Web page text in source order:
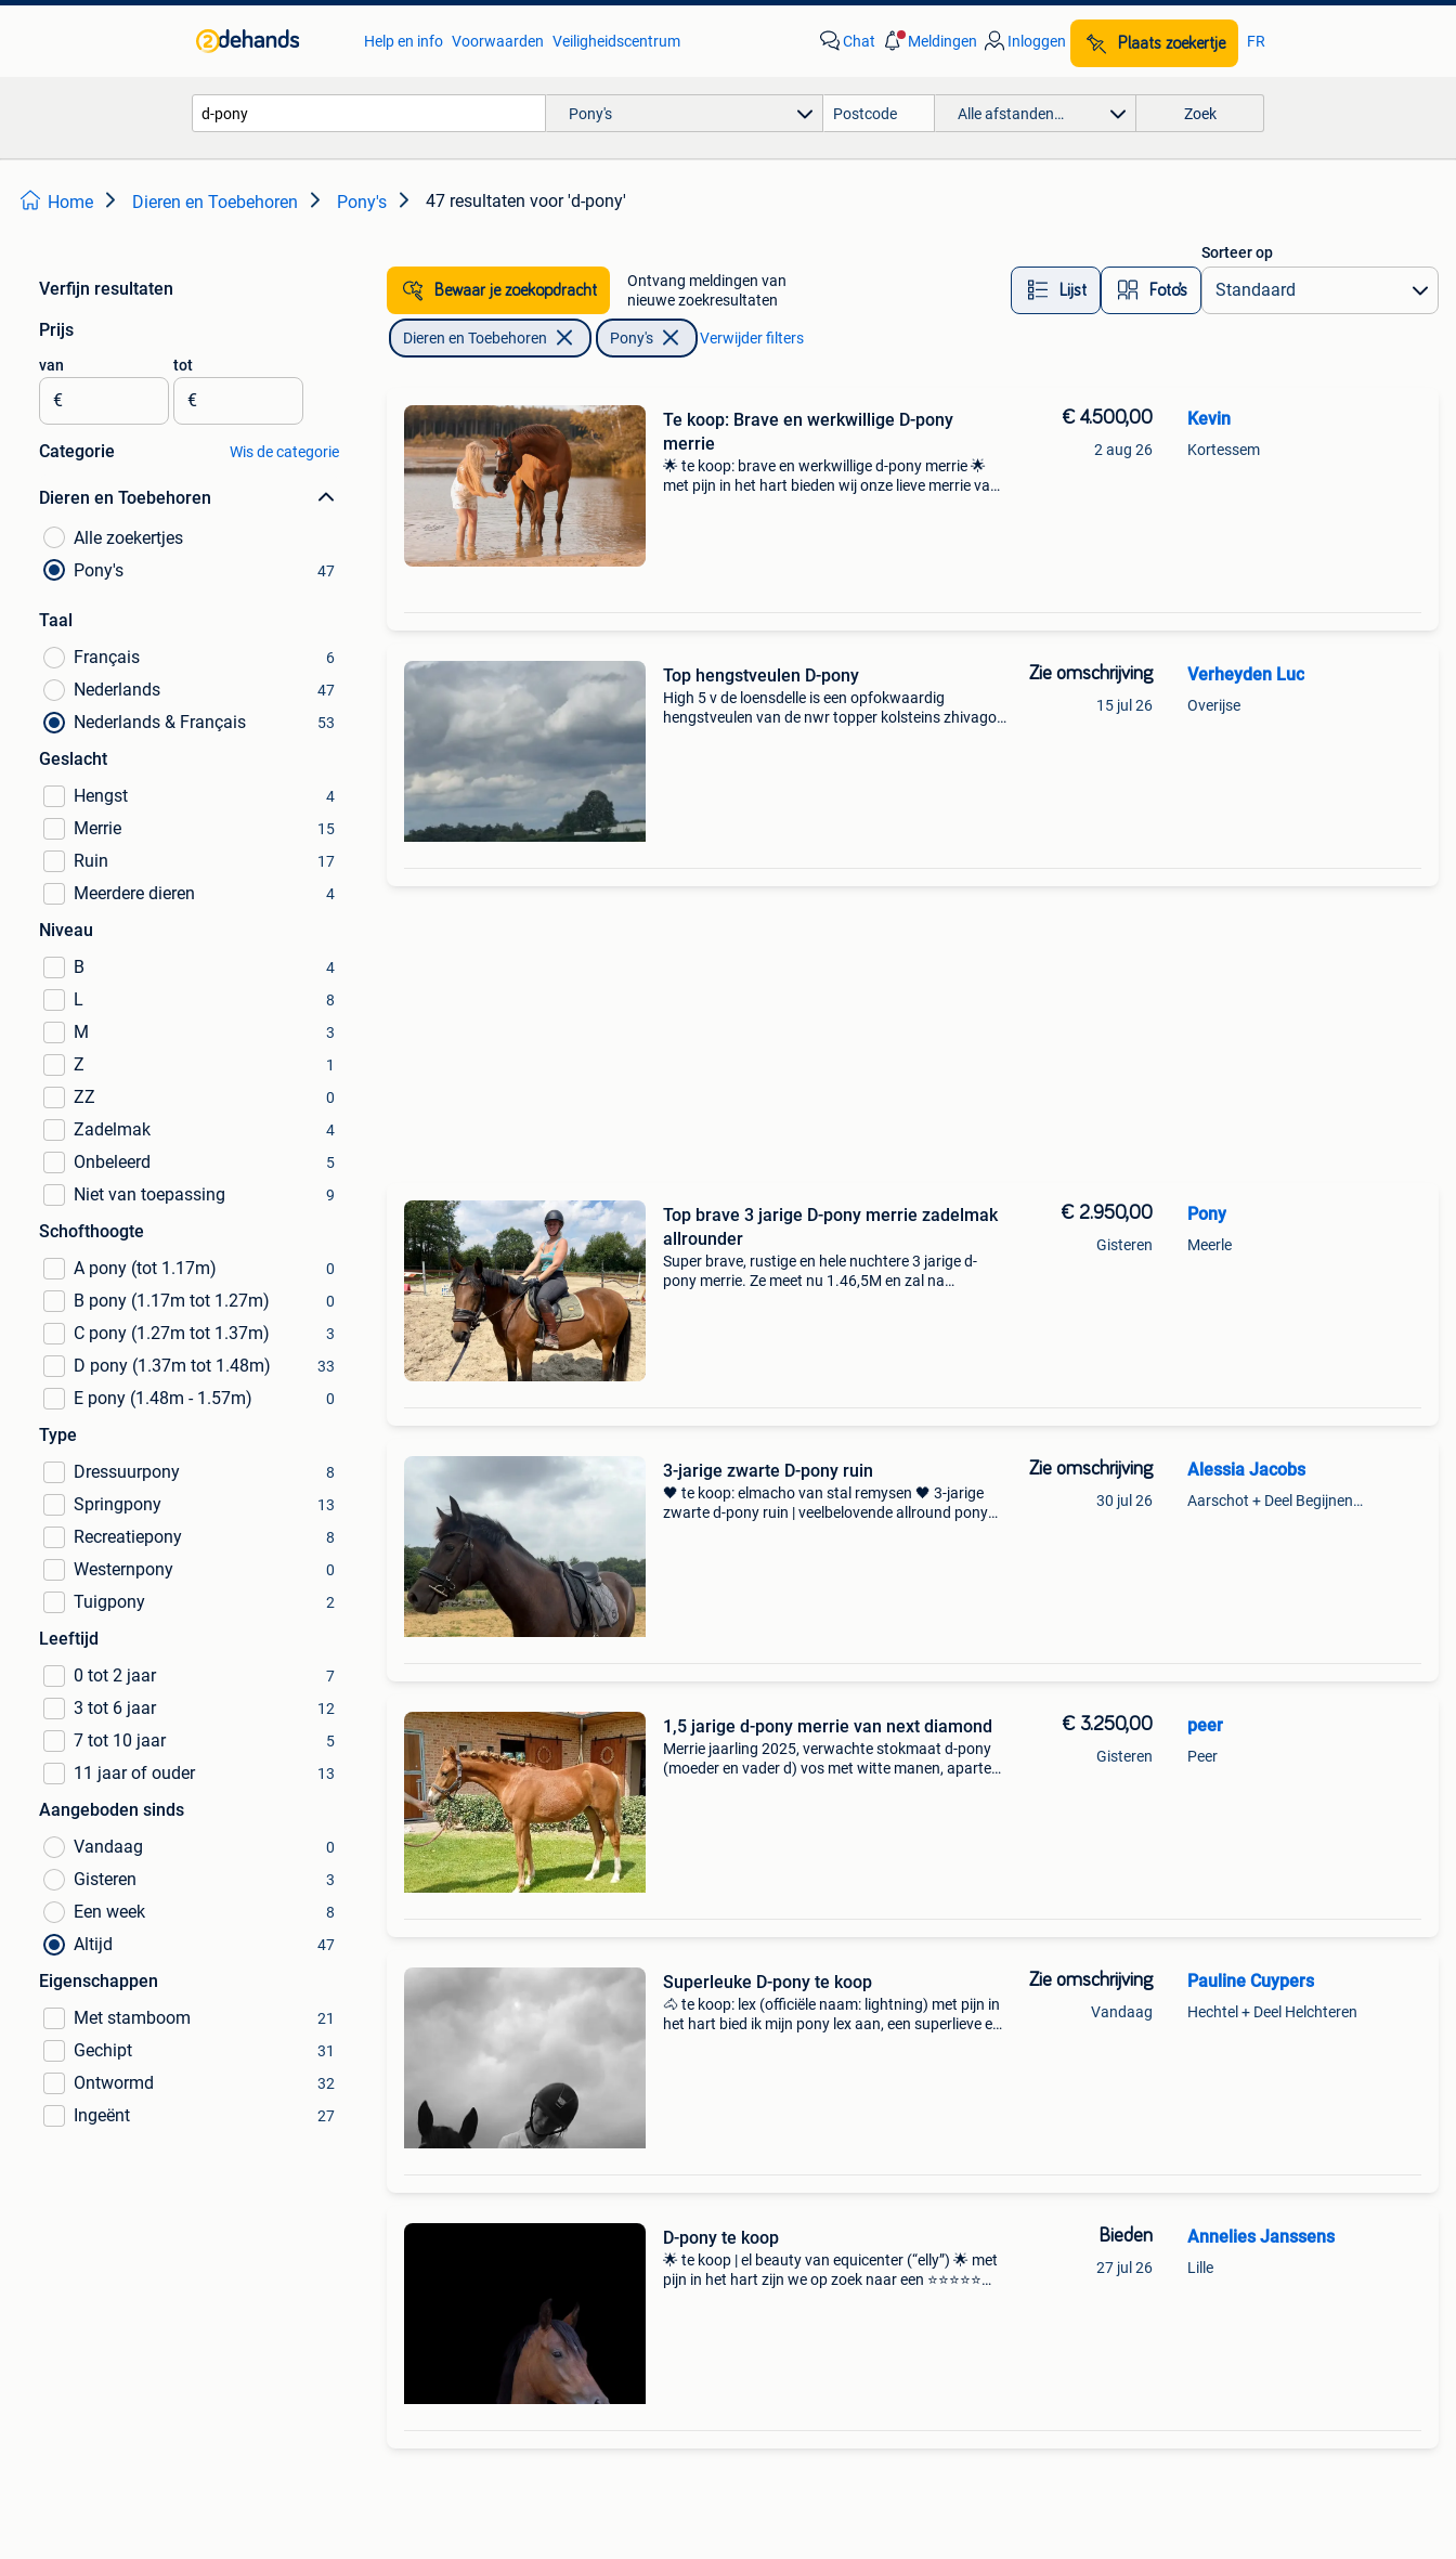
Help en info Voorwaarden Veiligheidscentrum Chat Meldingen Inloggen Plaats zoekertje FR
Pony's Alle afstanden… Zoek
Home Dieren en Toebehoren Pony's 47 resultaten voor 'd-pony'
Verfijn resultaten
Prijs
van
€
tot
€
Categorie Wis de categorie
Dieren en Toebehoren
Alle zoekertjes
Pony's
47
Taal
Français
6
Nederlands 47
Nederlands & Français 53
Geslacht
Hengst
4
Merrie 15
Ruin 17
Meerdere dieren 4
Niveau
B
4
L 8
M 3
Z 1
ZZ 0
Zadelmak 4
Onbeleerd 5
Niet van toepassing 9
Schofthoogte
A pony (tot 1.17m)
0
B pony (1.17m tot 1.27m) 0
C pony (1.27m tot 1.37m) 3
D pony (1.37m tot 1.48m) 33
E pony (1.48m - 1.57m) 0
Type
Dressuurpony
8
Springpony 13
Recreatiepony 8
Westernpony 0
Tuigpony 2
Leeftijd
0 tot 2 jaar
7
3 tot 6 jaar 12
7 tot 10 jaar 5
11 jaar of ouder 13
Aangeboden sinds
Vandaag
0
Gisteren 3
Een week 8
Altijd 47
Eigenschappen
Met stamboom
21
Gechipt 31
Ontwormd 32
Ingeënt 27
Bewaar je zoekopdracht
Ontvang meldingen van
nieuwe zoekresultaten
Lijst Foto’s
Sorteer op
Dieren en Toebehoren Pony's Verwijder filters
Te koop: Brave en werkwillige D-pony
merrie
🌟 te koop: brave en werkwillige d-pony merrie 🌟
met pijn in het hart bieden wij onze lieve merrie van
€ 4.500,00
2 aug 26
Kevin
Kortessem
Top hengstveulen D-pony
High 5 v de loensdelle is een opfokwaardig
hengstveulen van de nwr topper kolsteins zhivago
Zie omschrijving
15 jul 26
Verheyden Luc
Overijse
Top brave 3 jarige D-pony merrie zadelmak
allrounder
Super brave, rustige en hele nuchtere 3 jarige d-
pony merrie. Ze meet nu 1.46,5M en zal na
€ 2.950,00
Gisteren
Pony
Meerle
3-jarige zwarte D-pony ruin
🖤 te koop: elmacho van stal remysen 🖤 3-jarige
zwarte d-pony ruin | veelbelovende allround pony
Zie omschrijving
30 jul 26
Alessia Jacobs
Aarschot + Deel Begijnendijk
1,5 jarige d-pony merrie van next diamond
Merrie jaarling 2025, verwachte stokmaat d-pony
(moeder en vader d) vos met witte manen, aparte
€ 3.250,00
Gisteren
peer
Peer
Superleuke D-pony te koop
🐴 te koop: lex (officiële naam: lightning) met pijn in
het hart bied ik mijn pony lex aan, een superlieve en
Zie omschrijving
Vandaag
Pauline Cuypers
Hechtel + Deel Helchteren
D-pony te koop
🌟 te koop | el beauty van equicenter (“elly”) 🌟 met
pijn in het hart zijn we op zoek naar een ⭐⭐⭐⭐⭐
Bieden
27 jul 26
Annelies Janssens
Lille